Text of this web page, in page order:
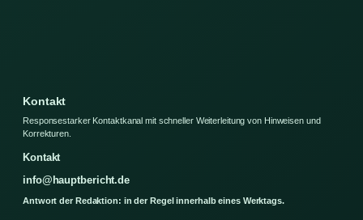
Kontakt
Responsestarker Kontaktkanal mit schneller Weiterleitung von Hinweisen und
Korrekturen.
Kontakt
info@hauptbericht.de
Antwort der Redaktion: in der Regel innerhalb eines Werktags.